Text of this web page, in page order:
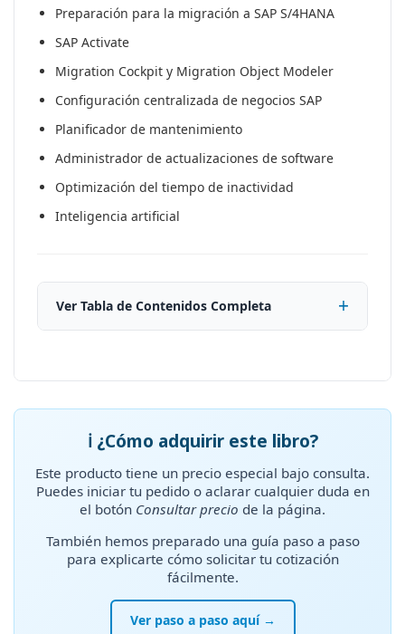
Preparación para la migración a SAP S/4HANA
SAP Activate
Migration Cockpit y Migration Object Modeler
Configuración centralizada de negocios SAP
Planificador de mantenimiento
Administrador de actualizaciones de software
Optimización del tiempo de inactividad
Inteligencia artificial
Ver Tabla de Contenidos Completa
ℹ️ ¿Cómo adquirir este libro?
Este producto tiene un precio especial bajo consulta.
Puedes iniciar tu pedido o aclarar cualquier duda en
el botón Consultar precio de la página.
También hemos preparado una guía paso a paso
para explicarte cómo solicitar tu cotización
fácilmente.
Ver paso a paso aquí →